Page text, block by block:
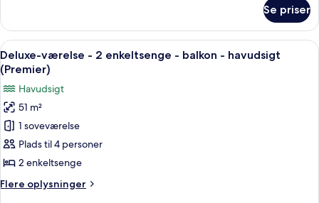
balkon
stueetage
(Premier)
værelse
1
kingsize-
seng
-
balkon
stueetage
(Premier)
Se priser
Indlæs
alle
billeder
af
Deluxe-
værelse
-
2
enkeltsenge
-
Et hotelværelse med seng, balkon,
7
Deluxe-værelse - 2 enkeltsenge - balkon - havudsigt
(Premier)
Havudsigt
51 m²
1 soveværelse
Plads til 4 personer
2 enkeltsenge
Flere oplysninger
Flere